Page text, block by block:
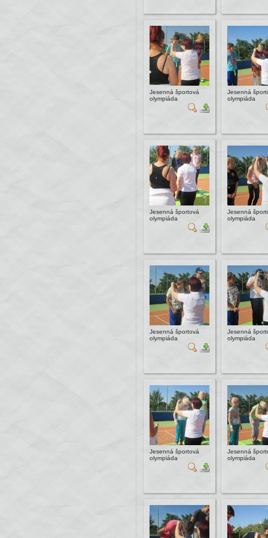
Jesenná športová
olympiáda
Jesenná
olympiáda
Jesenná športová
olympiáda
Jesenná
olympiáda
Jesenná športová
olympiáda
Jesenná
olympiáda
Jesenná športová
olympiáda
Jesenná
olympiáda